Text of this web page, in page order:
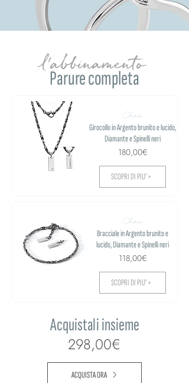
Parure completa
l'abbinamento
Chain
Girocollo in Argento brunito e lucido,
Diamante e Spinelli neri
180,00€
SCOPRI DI PIU' >
Chain
Bracciale in Argento brunito e
lucido, Diamante e Spinelli neri
118,00€
SCOPRI DI PIU' >
Acquistali insieme
298,00€
ACQUISTA ORA